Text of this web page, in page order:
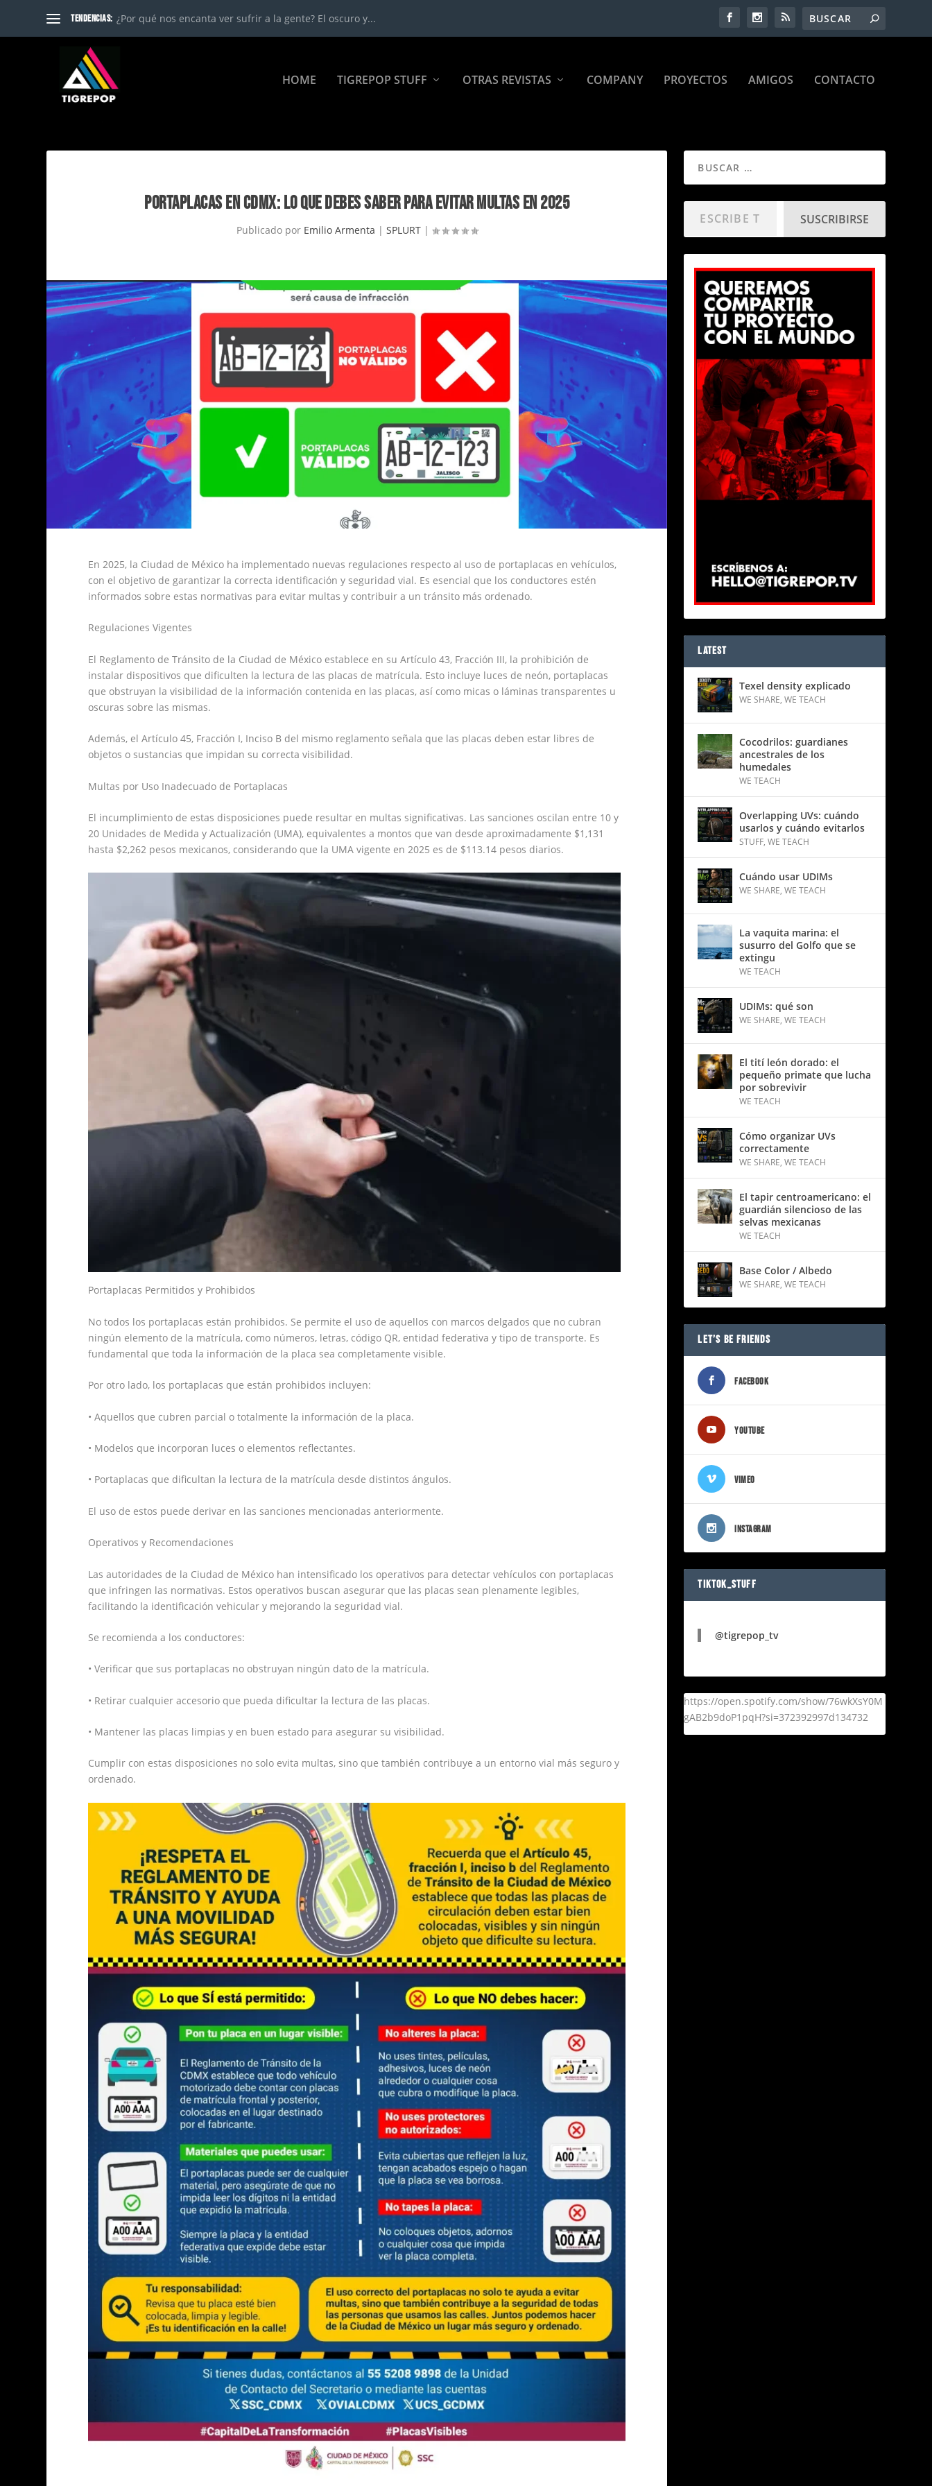
TENDENCIAS: ¿Por qué nos encanta ver sufrir a la gente? El oscuro y...
HOME TIGREPOP STUFF OTRAS REVISTAS COMPANY PROYECTOS AMIGOS CONTACTO
PORTAPLACAS EN CDMX: LO QUE DEBES SABER PARA EVITAR MULTAS EN 2025
Publicado por Emilio Armenta | SPLURT|
En 2025, la Ciudad de México ha implementado nuevas regulaciones respecto al uso de portaplacas en vehículos,
con el objetivo de garantizar la correcta identificación y seguridad vial. Es esencial que los conductores estén
informados sobre estas normativas para evitar multas y contribuir a un tránsito más ordenado.
Regulaciones Vigentes
El Reglamento de Tránsito de la Ciudad de México establece en su Artículo 43, Fracción III, la prohibición de
instalar dispositivos que dificulten la lectura de las placas de matrícula. Esto incluye luces de neón, portaplacas
que obstruyan la visibilidad de la información contenida en las placas, así como micas o láminas transparentes u
oscuras sobre las mismas.
Además, el Artículo 45, Fracción I, Inciso B del mismo reglamento señala que las placas deben estar libres de
objetos o sustancias que impidan su correcta visibilidad.
Multas por Uso Inadecuado de Portaplacas
El incumplimiento de estas disposiciones puede resultar en multas significativas. Las sanciones oscilan entre 10 y
20 Unidades de Medida y Actualización (UMA), equivalentes a montos que van desde aproximadamente $1,131
hasta $2,262 pesos mexicanos, considerando que la UMA vigente en 2025 es de $113.14 pesos diarios.
Portaplacas Permitidos y Prohibidos
No todos los portaplacas están prohibidos. Se permite el uso de aquellos con marcos delgados que no cubran
ningún elemento de la matrícula, como números, letras, código QR, entidad federativa y tipo de transporte. Es
fundamental que toda la información de la placa sea completamente visible.
Por otro lado, los portaplacas que están prohibidos incluyen:
• Aquellos que cubren parcial o totalmente la información de la placa.
• Modelos que incorporan luces o elementos reflectantes.
• Portaplacas que dificultan la lectura de la matrícula desde distintos ángulos.
El uso de estos puede derivar en las sanciones mencionadas anteriormente.
Operativos y Recomendaciones
Las autoridades de la Ciudad de México han intensificado los operativos para detectar vehículos con portaplacas
que infringen las normativas. Estos operativos buscan asegurar que las placas sean plenamente legibles,
facilitando la identificación vehicular y mejorando la seguridad vial.
Se recomienda a los conductores:
• Verificar que sus portaplacas no obstruyan ningún dato de la matrícula.
• Retirar cualquier accesorio que pueda dificultar la lectura de las placas.
• Mantener las placas limpias y en buen estado para asegurar su visibilidad.
Cumplir con estas disposiciones no solo evita multas, sino que también contribuye a un entorno vial más seguro y
ordenado.
SUSCRIBIRSE
LATEST
Texel density explicado
WE SHARE,WE TEACH
Cocodrilos: guardianes
ancestrales de los
humedales
WE TEACH
Overlapping UVs: cuándo
usarlos y cuándo evitarlos
STUFF,WE TEACH
Cuándo usar UDIMs
WE SHARE,WE TEACH
La vaquita marina: el
susurro del Golfo que se
extingu
WE TEACH
UDIMs: qué son
WE SHARE,WE TEACH
El tití león dorado: el
pequeño primate que lucha
por sobrevivir
WE TEACH
Cómo organizar UVs
correctamente
WE SHARE,WE TEACH
El tapir centroamericano: el
guardián silencioso de las
selvas mexicanas
WE TEACH
Base Color / Albedo
WE SHARE,WE TEACH
LET’S BE FRIENDS
FACEBOOK
YOUTUBE
VIMEO
INSTAGRAM
TIKTOK_STUFF
@tigrepop_tv
https://open.spotify.com/show/76wkXsY0M
gAB2b9doP1pqH?si=372392997d134732